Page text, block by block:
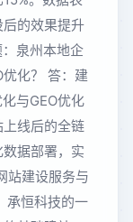
的效果提升
泉州本地企
化？ 答：建
与GEO优化
线后的全链
据部署，实
站建设服务与
承恒科技的一